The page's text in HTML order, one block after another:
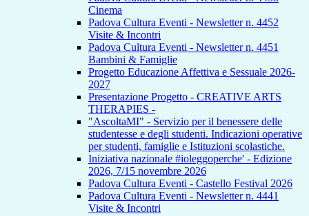
Cinema
Padova Cultura Eventi - Newsletter n. 4452
Visite & Incontri
Padova Cultura Eventi - Newsletter n. 4451
Bambini & Famiglie
Progetto Educazione Affettiva e Sessuale 2026-
2027
Presentazione Progetto - CREATIVE ARTS
THERAPIES -
"AscoltaMI" - Servizio per il benessere delle
studentesse e degli studenti. Indicazioni operative
per studenti, famiglie e Istituzioni scolastiche.
Iniziativa nazionale #ioleggoperche' - Edizione
2026, 7/15 novembre 2026
Padova Cultura Eventi - Castello Festival 2026
Padova Cultura Eventi - Newsletter n. 4441
Visite & Incontri